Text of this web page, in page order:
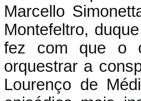
Marcello
Montefeltro,
fez com que o
orquestrar a
Lourenço de